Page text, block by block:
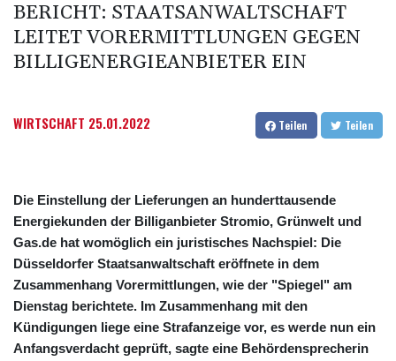
BERICHT: STAATSANWALTSCHAFT
LEITET VORERMITTLUNGEN GEGEN
BILLIGENERGIEANBIETER EIN
WIRTSCHAFT 25.01.2022 Teilen Teilen
Die Einstellung der Lieferungen an hunderttausende
Energiekunden der Billiganbieter Stromio, Grünwelt und
Gas.de hat womöglich ein juristisches Nachspiel: Die
Düsseldorfer Staatsanwaltschaft eröffnete in dem
Zusammenhang Vorermittlungen, wie der "Spiegel" am
Dienstag berichtete. Im Zusammenhang mit den
Kündigungen liege eine Strafanzeige vor, es werde nun ein
Anfangsverdacht geprüft, sagte eine Behördensprecherin